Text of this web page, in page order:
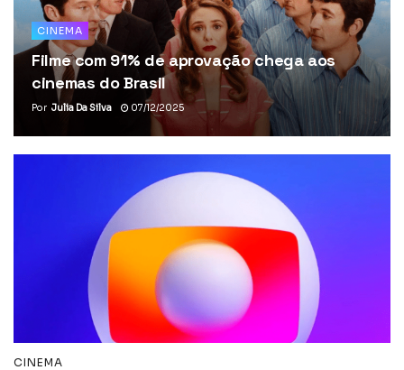
CINEMA
Filme com 91% de aprovação chega aos
cinemas do Brasil
Por Julia Da Silva 07/12/2025
CINEMA